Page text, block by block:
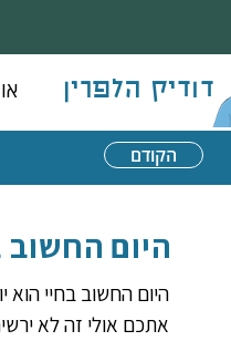
דודיק הלפרין
הקודם
היום החשוב
היום החשוב בחיי הוא
אתכם אולי זה לא